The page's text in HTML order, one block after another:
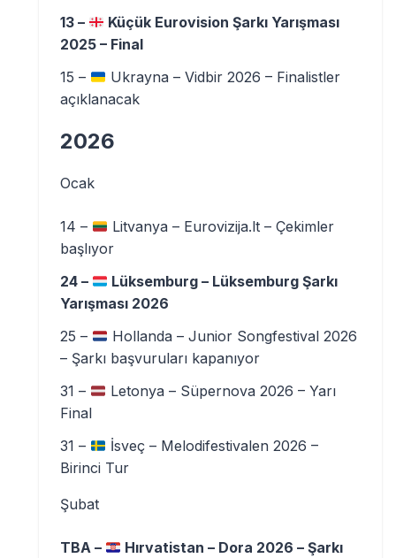
13 –
Küçük Eurovision Şarkı Yarışması
2025 – Final
15 –
Ukrayna – Vidbir 2026 – Finalistler
açıklanacak
2026
Ocak
14 –
Litvanya – Eurovizija.lt – Çekimler
başlıyor
24 –
Lüksemburg – Lüksemburg Şarkı
Yarışması 2026
25 –
Hollanda – Junior Songfestival 2026
– Şarkı başvuruları kapanıyor
31 –
Letonya – Süpernova 2026 – Yarı
Final
31 –
İsveç – Melodifestivalen 2026 –
Birinci Tur
Şubat
TBA –
Hırvatistan – Dora 2026 – Şarkı